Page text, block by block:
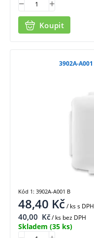
Koupit
48,40 Kč/ kss DPH
40,00 Kč/ ks bez DPH
Skladem (35 ks)
Kód 1: 3902A-A001 B